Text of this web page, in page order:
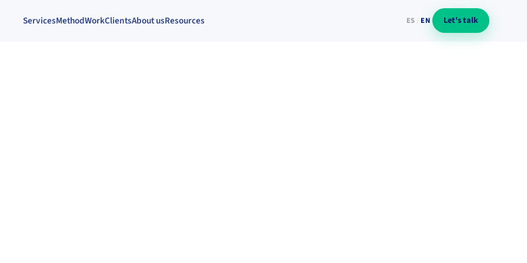
ServicesMethodWorkClientsAbout usResources ES EN Let's talk